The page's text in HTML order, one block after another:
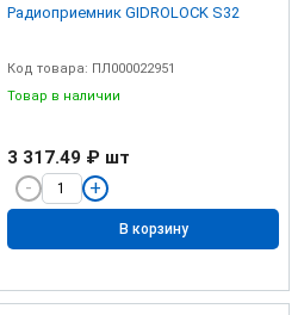
Радиоприемник GIDROLOCK S32
Код товара: ПЛ000022951
Товар в наличии
3 317.49 ₽ шт
В корзину